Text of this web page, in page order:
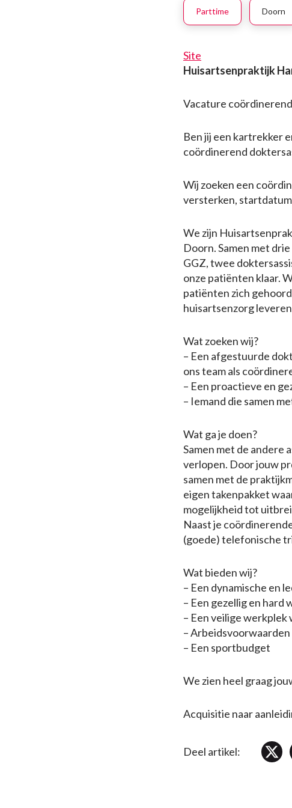
Parttime Doorn
Site
Huisartsenpraktijk
Vacature
Ben jij een kartrekker
coördinerend
Wij zoeken een
versterken,
We zijn
Doorn. Samen met
GGZ, twee
onze patiënten klaar.
patiënten zich
huisartsenzorg
Wat zoeken wij?
– Een afgestuurde
ons team als
– Een proactieve en
– Iemand die samen
Wat ga je doen?
Samen met de andere
verlopen. Door jouw
samen met de
eigen takenpakket
mogelijkheid tot
Naast je
(goede) telefonische
Wat bieden wij?
– Een dynamische en
– Een gezellig en hard
– Een veilige
–
– Een sportbudget
We zien heel graag
Acquisitie naar
Deel artikel: